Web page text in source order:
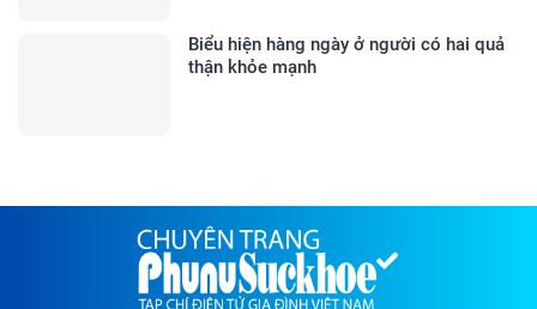
Biểu hiện hàng ngày ở người có hai quả
thận khỏe mạnh